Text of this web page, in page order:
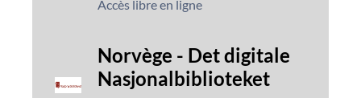
Accès libre en ligne
Norvège - Det digitale
Nasjonalbiblioteket